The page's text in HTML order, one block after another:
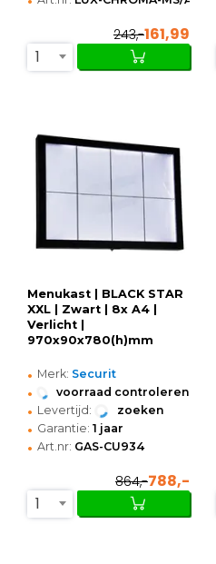
243,-161,99
1
Menukast | BLACK STAR
XXL | Zwart | 8x A4 |
Verlicht |
970x90x780(h)mm
• Merk: Securit
• voorraad controleren
• Levertijd: zoeken
• Garantie: 1 jaar
• Art.nr: GAS-CU934
864,-788,-
1